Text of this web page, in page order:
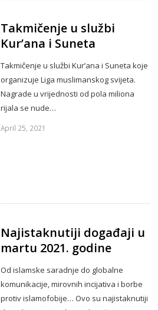
Takmičenje u službi
Kur’ana i Suneta
Takmičenje u službi Kur’ana i Suneta koje
organizuje Liga muslimanskog svijeta.
Nagrade u vrijednosti od pola miliona
rijala se nude…
April 25, 2021
Najistaknutiji događaji u
martu 2021. godine
Od islamske saradnje do globalne
komunikacije, mirovnih incijativa i borbe
protiv islamofobije… Ovo su najistaknutiji